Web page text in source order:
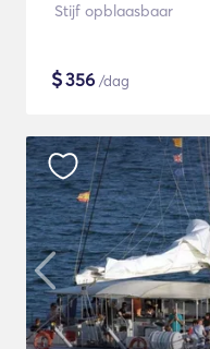
Stijf opblaasbaar
$356 /dag